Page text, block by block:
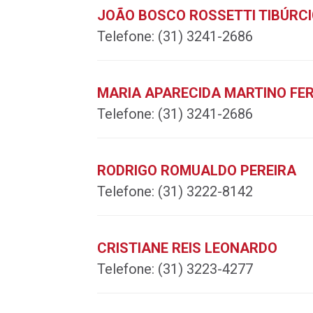
JOÃO BOSCO ROSSETTI
Telefone: (31) 3241-2686
MARIA APARECIDA MARTINO
Telefone: (31) 3241-2686
RODRIGO ROMUALDO PEREIRA
Telefone: (31) 3222-8142
CRISTIANE REIS LEONARDO
Telefone: (31) 3223-4277